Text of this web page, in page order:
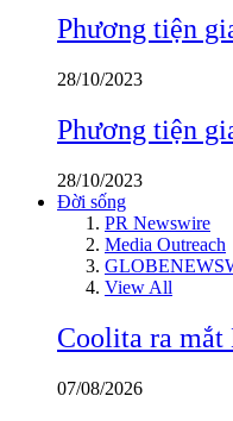
Phương tiện
28/10/2023
Phương tiện
28/10/2023
Đời sống
PR Newswire
Media Outreach
View All
Coolita ra mắt
07/08/2026